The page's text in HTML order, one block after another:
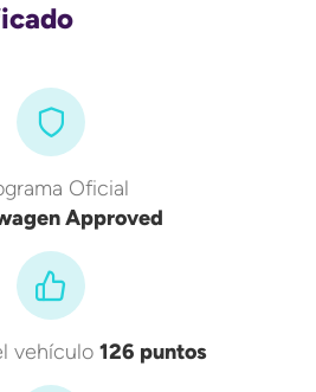
Oficial
Approved
vehículo 126 puntos